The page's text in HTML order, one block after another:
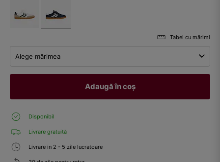
Tabel cu mărimi
Alege mărimea
Adaugă în coș
Disponibil
Livrare gratuită
Livrare in 2 - 5 zile lucratoare